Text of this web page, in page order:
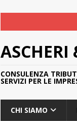
ASCHERI
CONSULENZA
SERVIZI PER LE
CHI SIAMO